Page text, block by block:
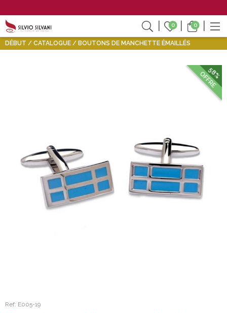
0 0
DÉBUT CATALOGUE BOUTONS DE MANCHETTE ÉMAILLÉS
58%
OFFRE
Ref: E005-19